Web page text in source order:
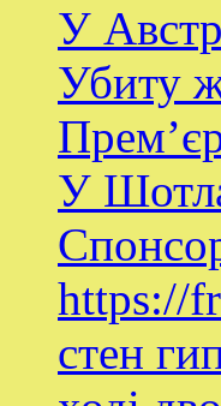
У
Убиту
У
https://
стен